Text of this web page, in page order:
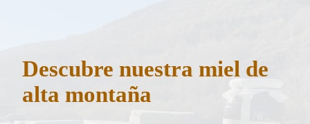
Descubre nuestra miel de
alta montaña